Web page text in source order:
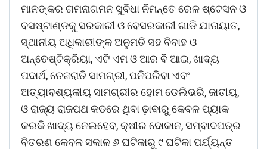
ମାନଙ୍କର ଗମନାଗମନ ସୁବିଧା ନିମନ୍ତେ ରେଳ ଷ୍ଟେସନ ଓ
ବସଷ୍ଟାଣ୍ଡକୁ ସରକାରୀ ଓ ବେସରକାରୀ ଗାଡି ଯାତାୟାତ,
ସ୍ଥାନୀୟ ଅଧିକାରୀଙ୍କ ଅନୁମତି ସହ ବିବାହ ଓ
ଅନ୍ତେଷ୍ଟିକ୍ରିୟା, ଏଟି ଏମ ଓ ଆର ବି ଆଇ, ଖାଦ୍ୟ
ପଦାର୍ଥ, ତେଜରାତି ସାମଗ୍ରୀ, ପନିପରିବା ଏବଂ
ଅତ୍ୟାବଶ୍ୟକୀୟ ସାମଗ୍ରୀର ହୋମ ଡେଲିଭରି, ଜାତୀୟ,
ଓ ରାଜ୍ୟ ରାଜପଥ କଡରେ ଥିବା ଢ଼ାବାରୁ କେବଳ ପ୍ୟାକ
କରକି ଖାଦ୍ୟ ନେଇହେବ, କ୍ଷୀର ଦୋକାନ, ସମ୍ବାଦପତ୍ର
ବିତରଣ କେବଳ ସକାଳ ୬ ଘଟିକାରୁ ୯ ଘଟିକା ପର୍ଯ୍ୟନ୍ତ